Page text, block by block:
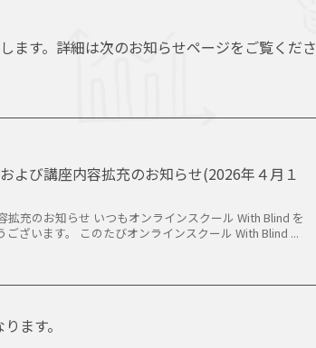
ます。詳細は次のお知らせページをご覧くださ
よび講座内容拡充のお知らせ(2026年４月１
拡充のお知らせ いつもオンラインスクール With Blind を
ございます。 このたびオンラインスクール With Blind ...
ます。